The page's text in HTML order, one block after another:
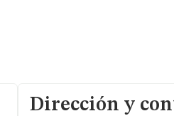
Dirección y